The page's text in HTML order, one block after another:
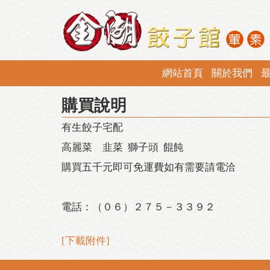
網站首頁 關於我們
購買說明
有生餃子宅配
高麗菜 韭菜 獅子頭 餛飩
購買五千元即可免運費如有需要請電洽
電話：（０６）２７５－３３９２
[下載附件]